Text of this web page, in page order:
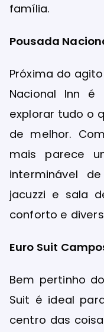
família.
Pousada
Próxima do
Nacional Inn
explorar tudo o
de melhor.
mais parece
interminável
jacuzzi e sala
conforto e
Euro Suit
Bem pertinho
Suit é ideal
centro das